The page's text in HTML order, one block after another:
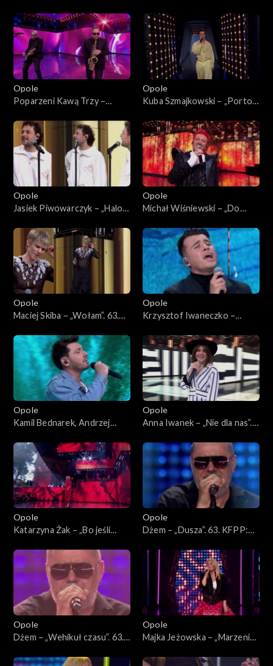
Opole
Poparzeni Kawą Trzy –
Koncert „Premiery”
Opole
Kuba Szmajkowski – „Porto”.
„Premiery”
Opole
Jasiek Piwowarczyk – „Halo
„Premiery”
Opole
Michał Wiśniewski – „Do
Koncert „Premiery”
Opole
Maciej Skiba – „Wołam”. 63.
Opole
Krzysztof Iwaneczko –
Koncert „Premiery”
Opole
Kamil Bednarek, Andrzej
– „Fale”. 63. KFPP: Koncert
„Premiery”
Opole
Anna Iwanek – „Nie dla nas”.
„Premiery”
Opole
Katarzyna Żak – „Bo jeśli
Koncert „Premiery”
Opole
Dżem – „Dusza”. 63. KFPP:
Opole
Dżem – „Wehikuł czasu”. 63.
„SuperJedynki”
Opole
Majka Jeżowska – „Marzenia
mamę”. 63. KFPP: Koncert